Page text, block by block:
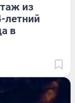
из
летний
в